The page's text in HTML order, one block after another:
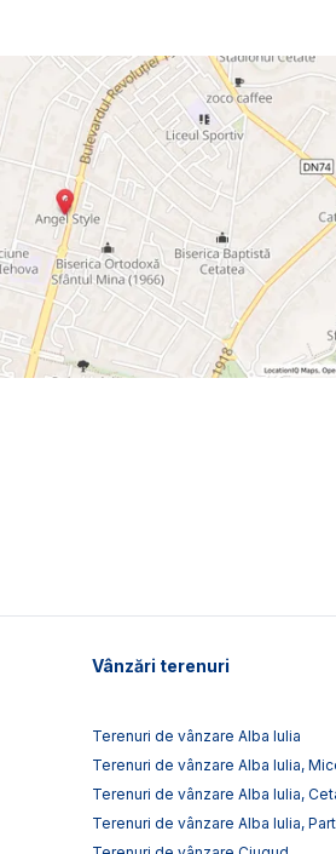
Vânzări terenuri
Terenuri de vânzare Alba Iulia
Terenuri de vânzare Alba Iulia,
Terenuri de vânzare Alba Iulia,
Terenuri de vânzare Alba Iulia,